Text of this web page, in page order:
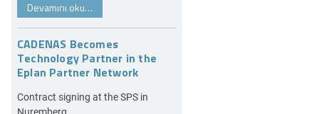
Devamını oku…
CADENAS Becomes
Technology Partner in the
Eplan Partner Network
Contract signing at the SPS in